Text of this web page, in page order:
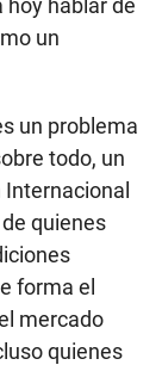
hablar de
un
un problema
todo, un
Internacional
quienes
forma el
mercado
quienes